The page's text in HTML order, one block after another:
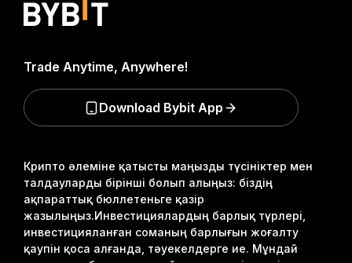
Крипто әлеміне қатысты маңызды түсініктер мен
талдауларды бірінші болып алыңыз: біздің
ақпараттық бюллетеньге қазір
жазылыңыз.Инвестициялардың барлық түрлері,
инвестицияланған соманың барлығын жоғалту
қаупін қоса алғанда, тәуекелдерге ие. Мұндай
Trade Anytime, Anywhere!
Download Bybit App